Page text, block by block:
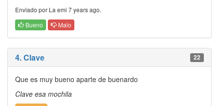
Enviado por La emi 7 years ago.
Bueno
Malo
4. Clave 22
Que es muy bueno aparte de buenardo
Clave esa mochila